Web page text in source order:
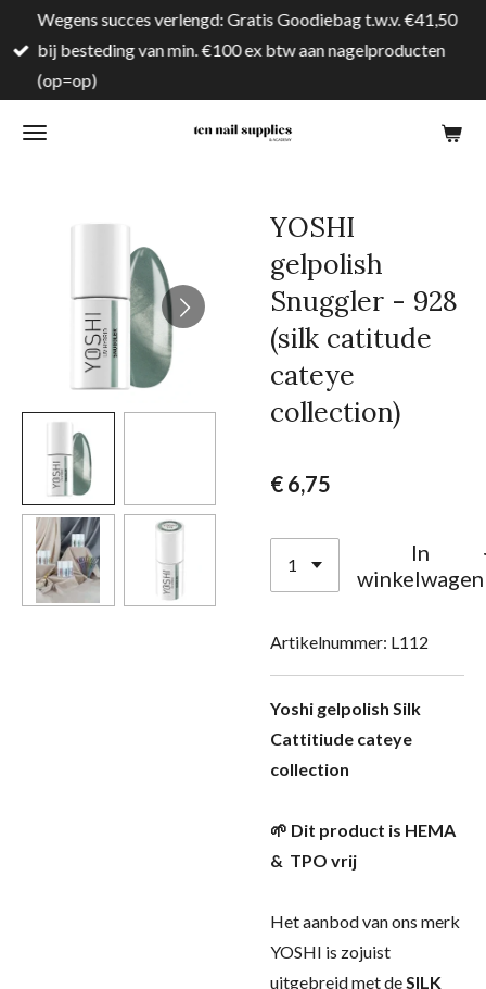
direct
naar
hoofdinhoud
Wegens succes verlengd: Gratis Goodiebag t.w.v. €41,50
bij besteding van min. €100 ex btw aan nagelproducten
(op=op)
YOSHI
gelpolish
Snuggler - 928
(silk catitude
cateye
collection)
€ 6,75
In
winkelwagen
Artikelnummer: L112
Yoshi gelpolish Silk
Cattitiude cateye
collection
🌱 Dit product is HEMA
& TPO vrij
Het aanbod van ons merk
YOSHI is zojuist
uitgebreid met deSILK